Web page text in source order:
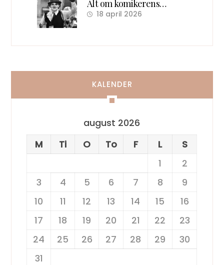
Alt om komikerens
kærlighedsliv bag scenen
18 april 2026
KALENDER
august 2026
M
Ti O To F L
S
1
2
3
4 5 6 7 8
9
10
11 12 13 14 15
16
17
18 19 20 21 22
23
24
25 26 27 28 29
30
31